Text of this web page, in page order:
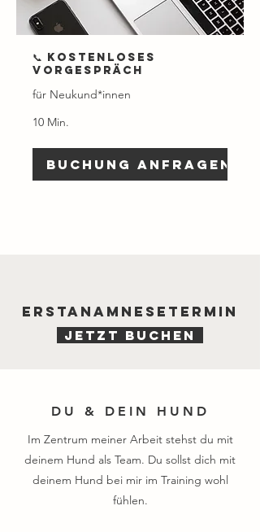
📞 Kostenloses
Vorgespräch
für Neukund*innen
10 Min.
Buchung anfragen
Erstanamnesetermin
JETZT BUCHEN
DU & DEIN HUND
Im Zentrum meiner Arbeit stehst du mit
deinem Hund als Team. Du sollst dich mit
deinem Hund bei mir im Training wohl
fühlen.